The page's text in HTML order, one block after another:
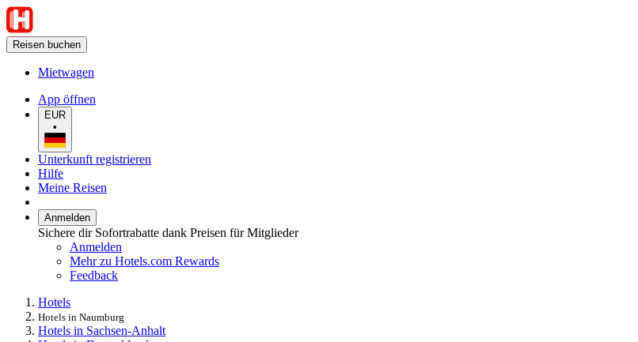
Reisen buchen
Mietwagen
App öffnen
EUR
•
Unterkunft registrieren
Hilfe
Meine Reisen
Anmelden
Sichere dir Sofortrabatte dank Preisen für Mitglieder
Anmelden
Mehr zu Hotels.com Rewards
Feedback
Hotels
Hotels in Naumburg
Hotels in Sachsen-Anhalt